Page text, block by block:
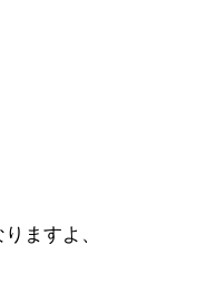
ますよ、